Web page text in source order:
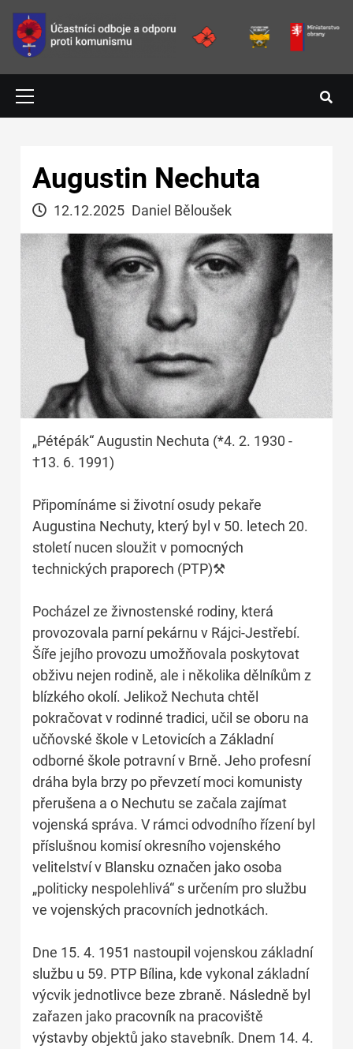
Přejít k hlavnímu obsahu
Menu
Augustin Nechuta
12.12.2025 Daniel Běloušek
„Pétépák“ Augustin Nechuta (*4. 2. 1930 -
†13. 6. 1991)
Připomínáme si životní osudy pekaře
Augustina Nechuty, který byl v 50. letech 20.
století nucen sloužit v pomocných
technických praporech (PTP)⚒
Pocházel ze živnostenské rodiny, která
provozovala parní pekárnu v Rájci-Jestřebí.
Šíře jejího provozu umožňovala poskytovat
obživu nejen rodině, ale i několika dělníkům z
blízkého okolí. Jelikož Nechuta chtěl
pokračovat v rodinné tradici, učil se oboru na
učňovské škole v Letovicích a Základní
odborné škole potravní v Brně. Jeho profesní
dráha byla brzy po převzetí moci komunisty
přerušena a o Nechutu se začala zajímat
vojenská správa. V rámci odvodního řízení byl
příslušnou komisí okresního vojenského
velitelství v Blansku označen jako osoba
„politicky nespolehlivá“ s určením pro službu
ve vojenských pracovních jednotkách.
Dne 15. 4. 1951 nastoupil vojenskou základní
službu u 59. PTP Bílina, kde vykonal základní
výcvik jednotlivce beze zbraně. Následně byl
zařazen jako pracovník na pracoviště
výstavby objektů jako stavebník. Dnem 14. 4.